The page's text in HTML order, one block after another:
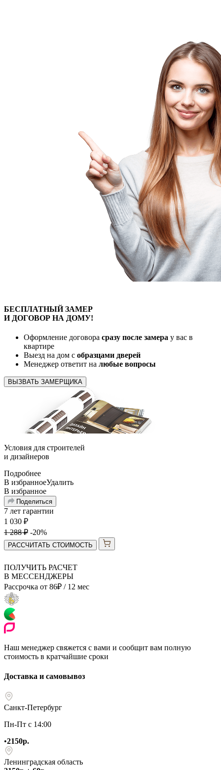
БЕСПЛАТНЫЙЗАМЕР
И ДОГОВОР НА ДОМУ!
Оформление договора сразу после замера у вас в
квартире
Выезд на дом с образцами дверей
Менеджер ответит на любые вопросы
ВЫЗВАТЬ ЗАМЕРЩИКА
Условия для строителей
и дизайнеров
Подробнее
В избранноеУдалить
В избранное
Поделиться
7 лет гарантии
1 030 ₽
1 288₽ -20%
РАССЧИТАТЬ СТОИМОСТЬ
ПОЛУЧИТЬ РАСЧЕТ
В МЕССЕНДЖЕРЫ
Рассрочка от 86₽ / 12 мес
Наш менеджер свяжется с вами и сообщит вам полную
стоимость в кратчайшие сроки
Доставка и самовывоз
Санкт-Петербург
Пн-Пт с 14:00
•2150р.
Ленинградская область